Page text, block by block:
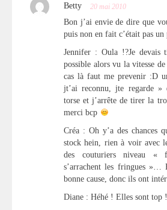
Betty 20 mai 2010
Bon j’ai envie de dire que
puis non en fait c’était pas un
Jennifer : Oula !?Je devais
possible alors vu la vitesse
cas là faut me prevenir :D
jt’ai reconnu, jte regarde
torse et j’arrête de tirer la
merci bcp
Créa : Oh y’a des chances
stock hein, rien à voir avec
des couturiers niveau «
s’arrachent les fringues »…
bonne cause, donc ils ont
Diane : Héhé ! Elles sont top !